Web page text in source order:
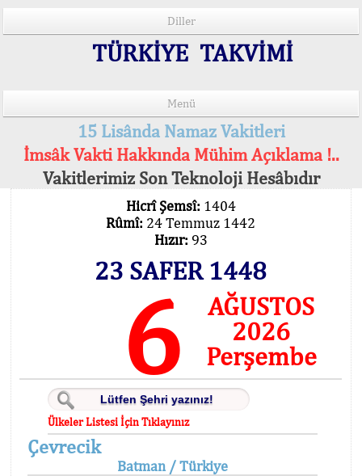
Diller
TÜRKİYE TAKVİMİ
Menü
15 Lisânda Namaz Vakitleri
İmsâk Vakti Hakkında Mühim Açıklama !..
Vakitlerimiz Son Teknoloji Hesâbıdır
Hicrî Şemsî: 1404
Rûmî: 24 Temmuz 1442
Hızır: 93
23 SAFER 1448
6
AĞUSTOS
2026
Perşembe
Ülkeler Listesi İçin Tıklayınız
Çevrecik
Batman / Türkiye